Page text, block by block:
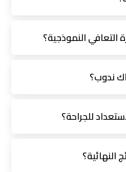
النموذجية؟
ندوب؟
للجراحة؟
النهائية؟